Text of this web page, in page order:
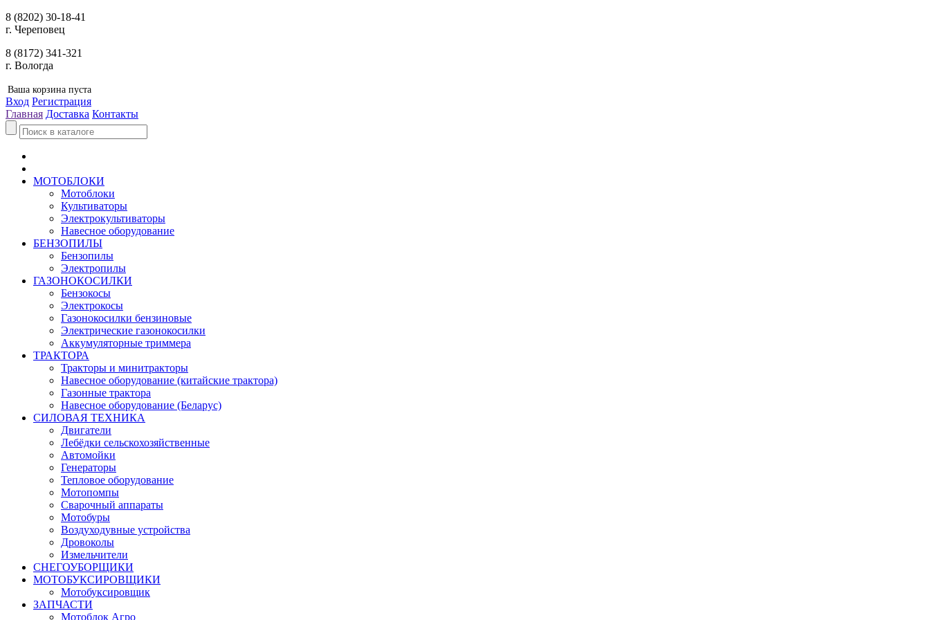
8 (8202) 30-18-41
г. Череповец
8 (8172) 341-321
г. Вологда
Ваша корзина пуста
Вход Регистрация
Главная Доставка Контакты
МОТОБЛОКИ
Мотоблоки
Культиваторы
Электрокультиваторы
Навесное оборудование
БЕНЗОПИЛЫ
Бензопилы
Электропилы
ГАЗОНОКОСИЛКИ
Бензокосы
Электрокосы
Газонокосилки бензиновые
Электрические газонокосилки
Аккумуляторные триммера
ТРАКТОРА
Тракторы и минитракторы
Навесное оборудование (китайские трактора)
Газонные трактора
Навесное оборудование (Беларус)
СИЛОВАЯ ТЕХНИКА
Двигатели
Лебёдки сельскохозяйственные
Автомойки
Генераторы
Тепловое оборудование
Мотопомпы
Сварочный аппараты
Мотобуры
Воздуходувные устройства
Дровоколы
Измельчители
СНЕГОУБОРЩИКИ
МОТОБУКСИРОВЩИКИ
Мотобуксировщик
ЗАПЧАСТИ
Мотоблок Агро